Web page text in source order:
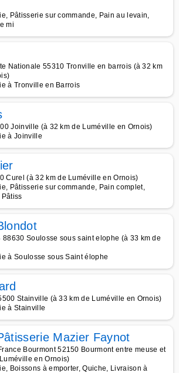
Pâtisserie sur commande, Pain au levain,
mi
Nationale 55310 Tronville en barrois (à 32 km
à Tronville en Barrois
Joinville (à 32 km de Luméville en Ornois)
à Joinville
Curel (à 32 km de Luméville en Ornois)
Pâtisserie sur commande, Pain complet,
Pâtiss
Soulosse sous saint elophe (à 33 km de
à Soulosse sous Saint élophe
Stainville (à 33 km de Luméville en Ornois)
à Stainville
Mazier Faynot
Bourmont 52150 Bourmont entre meuse et
en Ornois)
Boissons à emporter, Quiche, Livraison à